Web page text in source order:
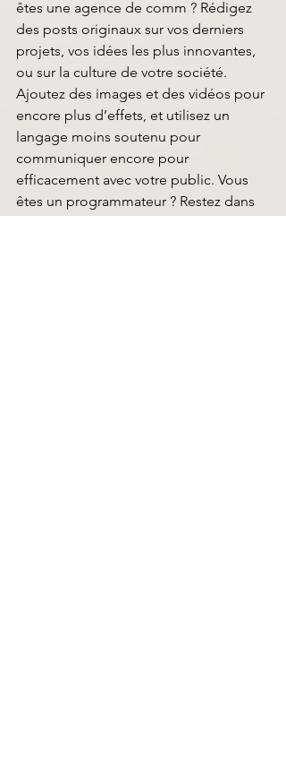
êtes une agence de comm ? Rédigez
des posts originaux sur vos derniers
projets, vos idées les plus innovantes,
ou sur la culture de votre société.
Ajoutez des images et des vidéos pour
encore plus d’effets, et utilisez un
langage moins soutenu pour
communiquer encore pour
efficacement avec votre public. Vous
êtes un programmateur ? Restez dans